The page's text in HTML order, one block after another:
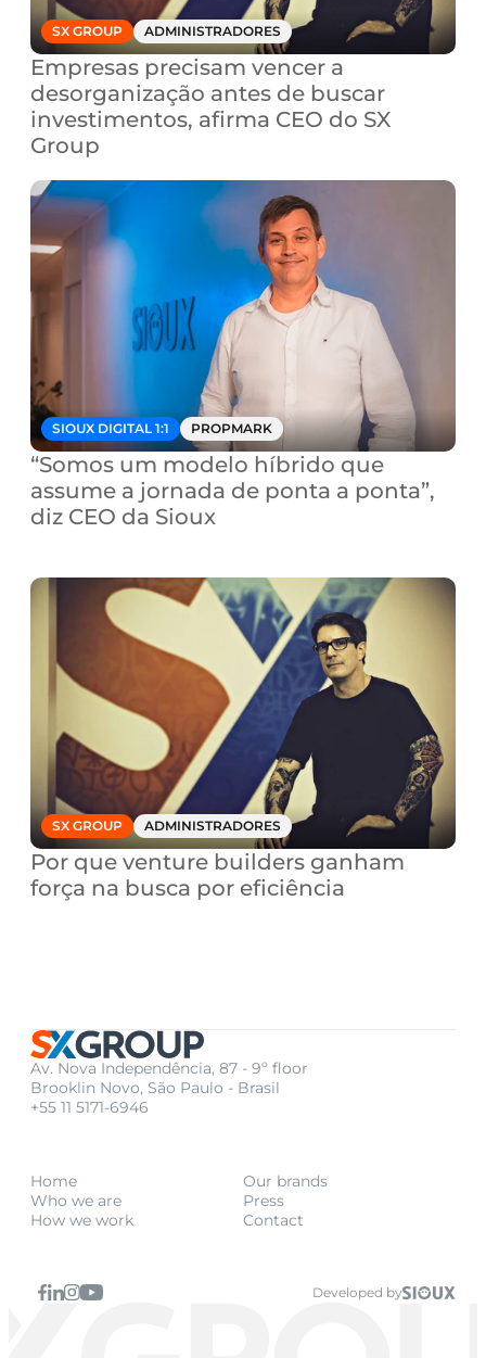
SX GROUP ADMINISTRADORES
Empresas precisam vencer a
desorganização antes de buscar
investimentos, afirma CEO do SX
Group
SIOUX DIGITAL 1:1 PROPMARK
“Somos um modelo híbrido que
assume a jornada de ponta a ponta”,
diz CEO da Sioux
SX GROUP ADMINISTRADORES
Por que venture builders ganham
força na busca por eficiência
Av. Nova Independência, 87 - 9º floor
Brooklin Novo, São Paulo - Brasil
+55 11 5171-6946
Home
Who we are
How we work
Our brands
Press
Contact
Developed by